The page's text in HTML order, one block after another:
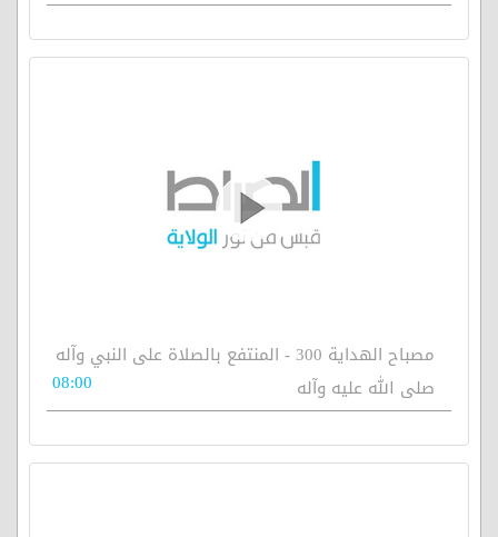
مصباح الهداية 300 - المنتفع بالصلاة على النبي وآله
صلى الله عليه وآله
08:00